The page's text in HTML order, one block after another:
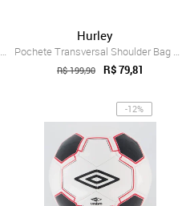
Bola Penalty Bravo Mundo XXVI Campo Branca e Azul
Hurley
Pochete Transversal Shoulder Bag Hurley ...
R$ 199,90 R$ 79,81
-12%